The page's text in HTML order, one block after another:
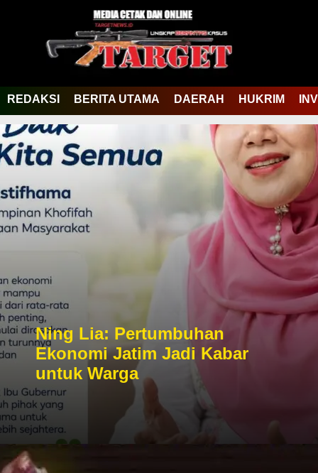
REDAKSI BERITA UTAMA DAERAH HUKRIM
Ning Lia: Pertumbuhan
Ekonomi Jatim Jadi Kabar
untuk Warga